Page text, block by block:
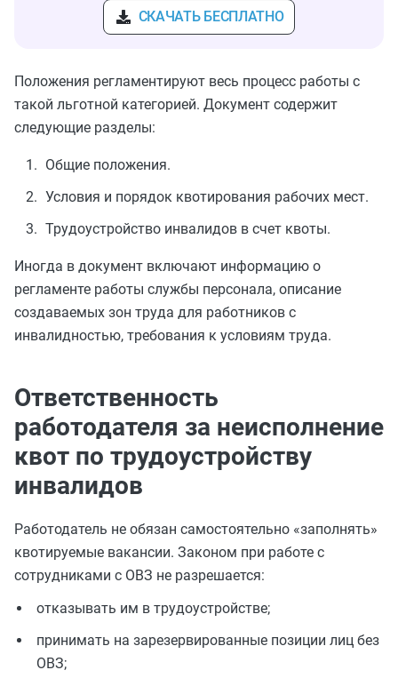
СКАЧАТЬ БЕСПЛАТНО
Положения регламентируют весь процесс работы с
такой льготной категорией. Документ содержит
следующие разделы:
Общие положения.
Условия и порядок квотирования рабочих мест.
Трудоустройство инвалидов в счет квоты.
Иногда в документ включают информацию о
регламенте работы службы персонала, описание
создаваемых зон труда для работников с
инвалидностью, требования к условиям труда.
Ответственность
работодателя за неисполнение
квот по трудоустройству
инвалидов
Работодатель не обязан самостоятельно «заполнять»
квотируемые вакансии. Законом при работе с
сотрудниками с ОВЗ не разрешается:
отказывать им в трудоустройстве;
принимать на зарезервированные позиции лиц без
ОВЗ;